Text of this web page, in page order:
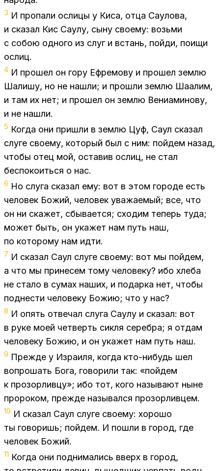
3 И про­па­ли осли­цы у Киса, отца Са­у­ло­ва,
и ска­зал Кис Са­у­лу, сыну сво­е­му: возь­ми
с со­бою од­но­го из слуг и встань, пой­ди, по­ищи
ослиц.
4 И про­шел он гору Еф­ре­мо­ву и про­шел зем­лю
Ша­ли­шу, но не на­шли; и про­шли зем­лю Ша­а­лим,
и там их нет; и про­шел он зем­лю Ве­ни­а­ми­но­ву,
и не на­шли.
5 Ко­гда они при­шли в зем­лю Цуф, Саул ска­зал
слу­ге сво­е­му, ко­то­рый был с ним: пой­дем на­зад,
что­бы отец мой, оста­вив ослиц, не стал
бес­по­ко­ить­ся о нас.
6 Но слу­га ска­зал ему: вот в этом го­ро­де есть
че­ло­век Бо­жий, че­ло­век ува­жа­е­мый; все, что
он ни ска­жет, сбы­ва­ет­ся; схо­дим те­перь туда;
мо­жет быть, он ука­жет нам путь наш,
по ко­то­ро­му нам идти.
7 И ска­зал Саул слу­ге сво­е­му: вот мы пой­дем,
а что мы при­не­сем тому че­ло­ве­ку? ибо хле­ба
не ста­ло в су­мах на­ших, и по­дар­ка нет, что­бы
под­не­сти че­ло­ве­ку Бо­жию; что у нас?
8 И опять от­ве­чал слу­га Са­у­лу и ска­зал: вот
в руке моей чет­верть сик­ля се­реб­ра; я от­дам
че­ло­ве­ку Бо­жию, и он ука­жет нам путь наш.
9 Преж­де у Из­ра­и­ля, ко­гда кто-ни­будь шел
во­про­шать Бога, го­во­ри­ли так: «пой­дем
к про­зор­лив­цу»; ибо тот, кого на­зы­ва­ют ныне
про­ро­ком, преж­де на­зы­вал­ся про­зор­лив­цем.
10 И ска­зал Саул слу­ге сво­е­му: хо­ро­шо
ты го­во­ришь; пой­дем. И по­шли в го­род, где
че­ло­век Бо­жий.
11 Ко­гда они под­ни­ма­лись вверх в го­род,